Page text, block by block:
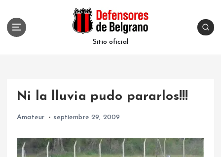
Sitio oficial
Ni la lluvia pudo pararlos!!!
Amateur septiembre 29, 2009